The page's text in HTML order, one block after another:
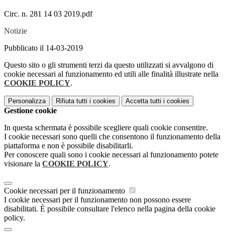
Circ. n. 281 14 03 2019.pdf
Notizie
Pubblicato il 14-03-2019
Questo sito o gli strumenti terzi da questo utilizzati si avvalgono di
cookie necessari al funzionamento ed utili alle finalità illustrate nella
COOKIE POLICY.
Personalizza Rifiuta tutti i cookies Accetta tutti i cookies
Gestione cookie
In questa schermata è possibile scegliere quali cookie consentire.
I cookie necessari sono quelli che consentono il funzionamento della
piattaforma e non è possibile disabilitarli.
Per conoscere quali sono i cookie necessari al funzionamento potete
visionare la COOKIE POLICY.
Cookie necessari per il funzionamento
I cookie necessari per il funzionamento non possono essere
disabilitati. È possibile consultare l'elenco nella pagina della cookie
policy.